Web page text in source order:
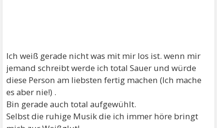
Ich weiß gerade nicht was mit mir los ist. wenn mir
jemand schreibt werde ich total Sauer und würde
diese Person am liebsten fertig machen (Ich mache
es aber nie!) .
Bin gerade auch total aufgewühlt.
Selbst die ruhige Musik die ich immer höre bringt